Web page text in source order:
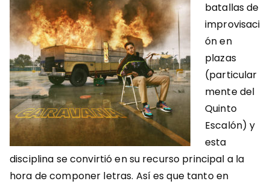
batallas de
improvisaci
ón en
plazas
(particular
mente del
Quinto
Escalón) y
esta
disciplina se convirtió en su recurso principal a la
hora de componer letras. Así es que tanto en